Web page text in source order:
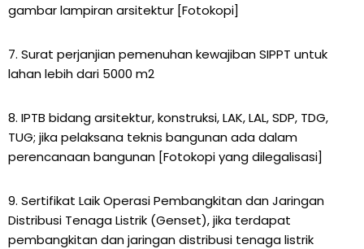
gambar lampiran arsitektur [Fotokopi]
7. Surat perjanjian pemenuhan kewajiban SIPPT untuk
lahan lebih dari 5000 m2
8. IPTB bidang arsitektur, konstruksi, LAK, LAL, SDP, TDG,
TUG; jika pelaksana teknis bangunan ada dalam
perencanaan bangunan [Fotokopi yang dilegalisasi]
9. Sertifikat Laik Operasi Pembangkitan dan Jaringan
Distribusi Tenaga Listrik (Genset), jika terdapat
pembangkitan dan jaringan distribusi tenaga listrik